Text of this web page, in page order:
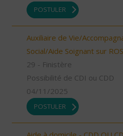
POSTULER
Auxiliaire de Vie/
Social/Aide Soignant sur
29 - Finistère
Possibilité de CDI ou CDD
04/11/2025
POSTULER